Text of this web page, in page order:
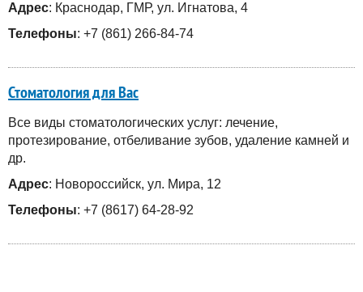
Адрес: Краснодар, ГМР, ул. Игнатова, 4
Телефоны: +7 (861) 266-84-74
Стоматология для Вас
Все виды стоматологических услуг: лечение,
протезирование, отбеливание зубов, удаление камней и
др.
Адрес: Новороссийск, ул. Мира, 12
Телефоны: +7 (8617) 64-28-92